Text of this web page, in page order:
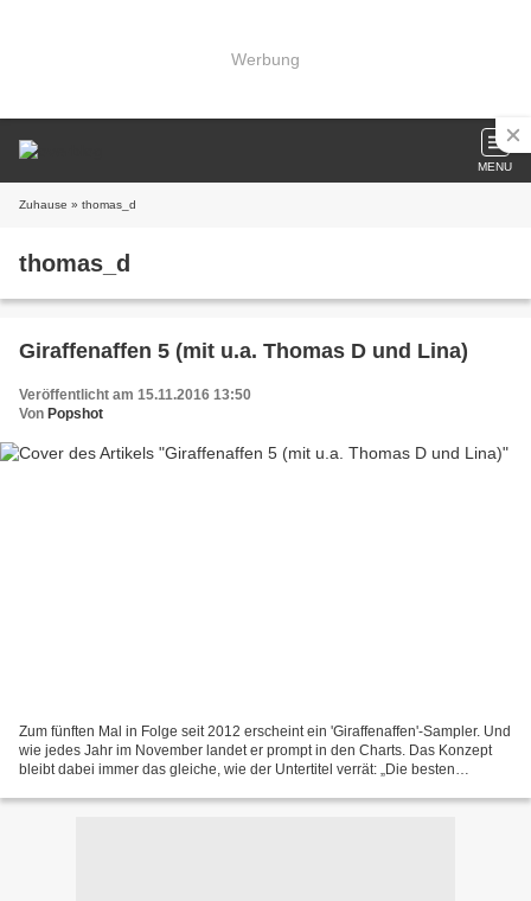
Werbung
MENU
Zuhause » thomas_d
thomas_d
Giraffenaffen 5 (mit u.a. Thomas D und Lina)
Veröffentlicht am 15.11.2016 13:50
Von Popshot
Zum fünften Mal in Folge seit 2012 erscheint ein 'Giraffenaffen'-Sampler. Und
wie jedes Jahr im November landet er prompt in den Charts. Das Konzept
bleibt dabei immer das gleiche, wie der Untertitel verrät: „Die besten